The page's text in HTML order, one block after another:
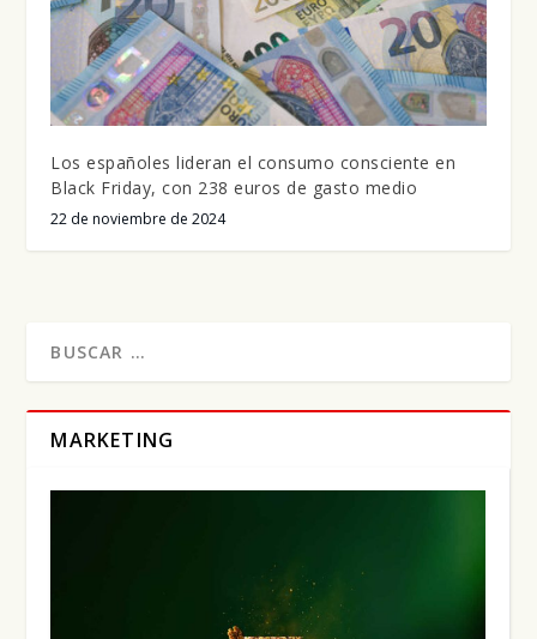
Los españoles lideran el consumo consciente en
Black Friday, con 238 euros de gasto medio
22 de noviembre de 2024
MARKETING